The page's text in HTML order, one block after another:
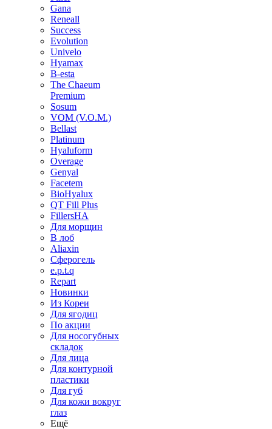
Gana
Reneall
Success
Evolution
Univelo
Hyamax
B-esta
The Chaeum
Premium
Sosum
VOM (V.O.M.)
Bellast
Platinum
Hyaluform
Overage
Genyal
Facetem
BioHyalux
QT Fill Plus
FillersHA
Для морщин
В лоб
Aliaxin
Сферогель
e.p.t.q
Repart
Новинки
Из Кореи
Для ягодиц
По акции
Для носогубных
складок
Для лица
Для контурной
пластики
Для губ
Для кожи вокруг
глаз
Ещё